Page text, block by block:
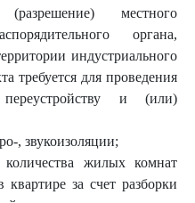
местного
органа,
индустриального
требуется для проведения
и (или)
, звукоизоляции;
жилых комнат
за счет разборки